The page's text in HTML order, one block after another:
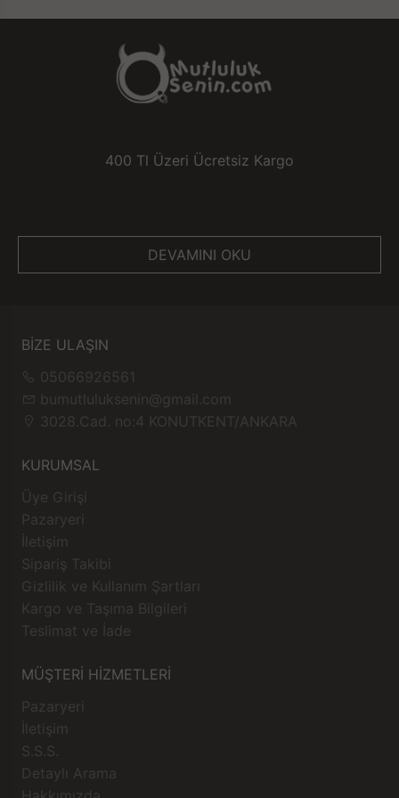
400 Tl Üzeri Ücretsiz Kargo
DEVAMINI OKU
BİZE ULAŞIN
05066926561
bumutluluksenin@gmail.com
3028.Cad. no:4 KONUTKENT/ANKARA
KURUMSAL
Üye Girişi
Pazaryeri
İletişim
Sipariş Takibi
Gizlilik ve Kullanım Şartları
Kargo ve Taşıma Bilgileri
Teslimat ve İade
MÜŞTERİ HİZMETLERİ
Pazaryeri
İletişim
S.S.S.
Detaylı Arama